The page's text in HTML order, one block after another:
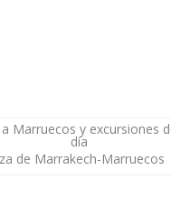
de Marrakech-Marruecos